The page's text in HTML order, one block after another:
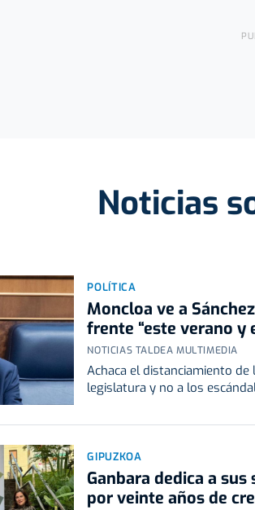
Noticias
POLÍTICA
Moncloa ve a
frente “este verano y
NOTICIAS TALDEA MULTIMEDIA
Achaca el distanciamiento
legislatura y no a los
GIPUZKOA
Ganbara dedica a
por veinte años de